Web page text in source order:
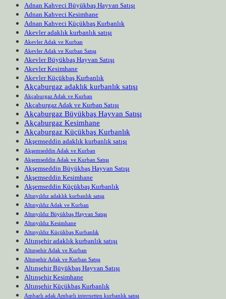
Adnan Kahveci Büyükbaş Hayvan Satışı
Adnan Kahveci Kesimhane
Adnan Kahveci Küçükbaş Kurbanlık
Akevler adaklık kurbanlık satışı
Akevler Adak ve Kurban
Akevler Adak ve Kurban Satışı
Akevler Büyükbaş Hayvan Satışı
Akevler Kesimhane
Akevler Küçükbaş Kurbanlık
Akçaburgaz adaklık kurbanlık satışı
Akçaburgaz Adak ve Kurban
Akçaburgaz Adak ve Kurban Satışı
Akçaburgaz Büyükbaş Hayvan Satışı
Akçaburgaz Kesimhane
Akçaburgaz Küçükbaş Kurbanlık
Akşemseddin adaklık kurbanlık satışı
Akşemseddin Adak ve Kurban
Akşemseddin Adak ve Kurban Satışı
Akşemseddin Büyükbaş Hayvan Satışı
Akşemseddin Kesimhane
Akşemseddin Küçükbaş Kurbanlık
Altınyıldız adaklık kurbanlık satışı
Altınyıldız Adak ve Kurban
Altınyıldız Büyükbaş Hayvan Satışı
Altınyıldız Kesimhane
Altınyıldız Küçükbaş Kurbanlık
Altınşehir adaklık kurbanlık satışı
Altınşehir Adak ve Kurban
Altınşehir Adak ve Kurban Satışı
Altınşehir Büyükbaş Hayvan Satışı
Altınşehir Kesimhane
Altınşehir Küçükbaş Kurbanlık
Ambarlı adak Ambarlı internetten kurbanlık satışı